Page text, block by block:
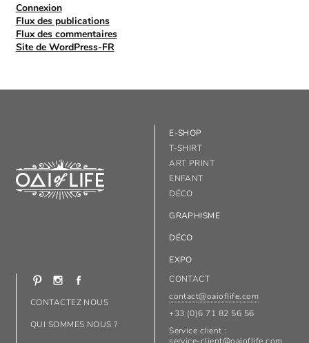
Connexion
Flux des publications
Flux des commentaires
Site de WordPress-FR
E-SHOP
T-SHIRT
ART PRINT
ENFANT
DÉCO
GRAPHISME
DÉCO
EXPO
CONTACTEZ NOUS
QUI SOMMES NOUS ?
CONTACT
contact@oaioflife.com
+33 (0)6 71 82 56 56
Service client :
service-client@oaioflife.com